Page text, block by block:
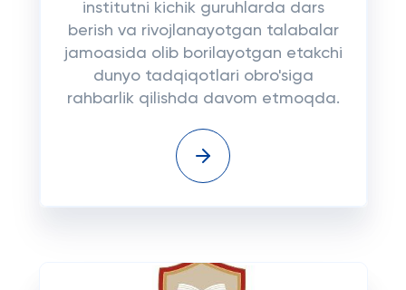
institutni kichik guruhlarda dars
berish va rivojlanayotgan talabalar
jamoasida olib borilayotgan etakchi
dunyo tadqiqotlari obro'siga
rahbarlik qilishda davom etmoqda.